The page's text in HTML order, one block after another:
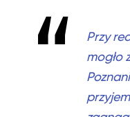
Przy
mogło